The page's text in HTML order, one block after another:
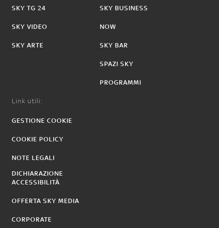
SKY TG 24
SKY VIDEO
SKY ARTE
SKY BUSINESS
NOW
SKY BAR
SPAZI SKY
PROGRAMMI
Link utili:
GESTIONE COOKIE
COOKIE POLICY
NOTE LEGALI
DICHIARAZIONE
ACCESSIBILITÀ
OFFERTA SKY MEDIA
CORPORATE